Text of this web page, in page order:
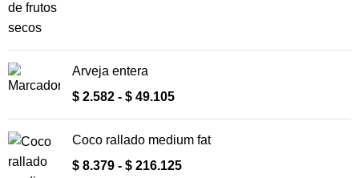
Arveja entera
$ 2.582 - $ 49.105
Coco rallado medium fat
$ 8.379 - $ 216.125